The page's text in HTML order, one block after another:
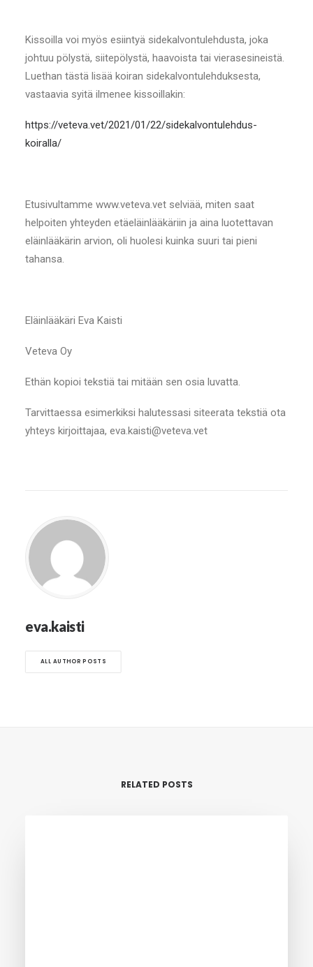
Kissoilla voi myös esiintyä sidekalvontulehdusta, joka
johtuu pölystä, siitepölystä, haavoista tai vierasesineistä.
Luethan tästä lisää koiran sidekalvontulehduksesta,
vastaavia syitä ilmenee kissoillakin:
https://veteva.vet/2021/01/22/sidekalvontulehdus-
koiralla/
Etusivultamme www.veteva.vet selviää, miten saat
helpoiten yhteyden etäeläinlääkäriin ja aina luotettavan
eläinlääkärin arvion, oli huolesi kuinka suuri tai pieni
tahansa.
Eläinlääkäri Eva Kaisti
Veteva Oy
Ethän kopioi tekstiä tai mitään sen osia luvatta.
Tarvittaessa esimerkiksi halutessasi siteerata tekstiä ota
yhteys kirjoittajaa, eva.kaisti@veteva.vet
eva.kaisti
ALL AUTHOR POSTS
RELATED POSTS